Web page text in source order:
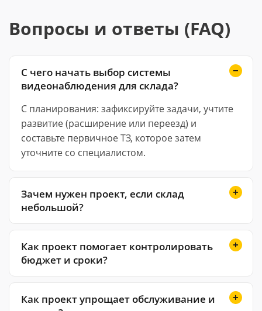
Вопросы и ответы (FAQ)
С чего начать выбор системы
видеонаблюдения для склада?
С планирования: зафиксируйте задачи, учтите
развитие (расширение или переезд) и
составьте первичное ТЗ, которое затем
уточните со специалистом.
Зачем нужен проект, если склад
небольшой?
Как проект помогает контролировать
бюджет и сроки?
Как проект упрощает обслуживание и